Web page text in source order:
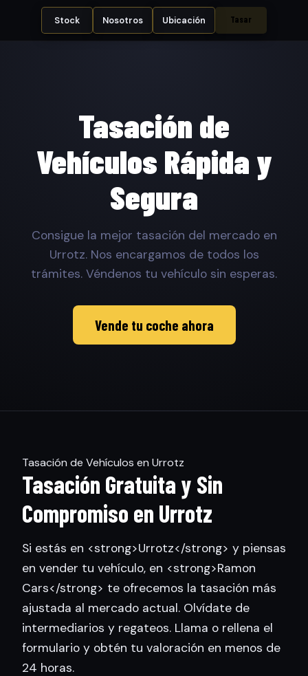
Stock Nosotros Ubicación Tasar
Tasación de
Vehículos Rápida y
Segura
Consigue la mejor tasación del mercado en
Urrotz. Nos encargamos de todos los
trámites. Véndenos tu vehículo sin esperas.
Vende tu coche ahora
Tasación de Vehículos en Urrotz
Tasación Gratuita y Sin
Compromiso en Urrotz
Si estás en <strong>Urrotz</strong> y piensas
en vender tu vehículo, en <strong>Ramon
Cars</strong> te ofrecemos la tasación más
ajustada al mercado actual. Olvídate de
intermediarios y regateos. Llama o rellena el
formulario y obtén tu valoración en menos de
24 horas.